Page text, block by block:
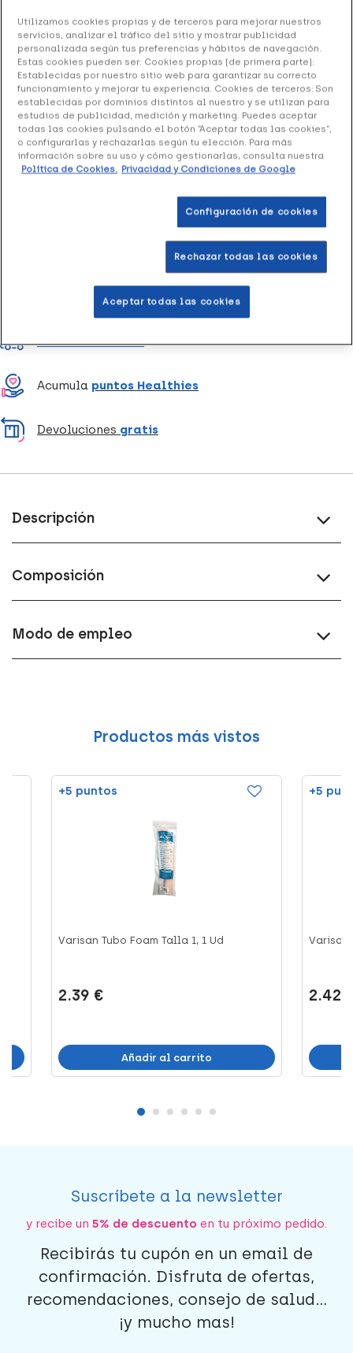
Varisan Tubo Foam Talla 4, 1 Ud
2.88 €
+ 6 puntosHealthies
Tubo foam indicado para proteger todo tipo de rozaduras
en dedos y uñas, metatarsalgias, protección de juanetes,
helomas interdigitales, dedos de martillo, etc.
Entrega rápida y gratuita en farmacia
Envío a domicilioen 24-48h laborables
Acumula puntos Healthies
Devoluciones gratis
Descripción
Composición
Modo de empleo
Productos más vistos
+5 puntos
Varisan Tubo Foam Talla 1, 1 Ud
2.39 €
Añadir al carrito
+5
Varisan
2.42
Suscríbete a la newsletter
y recibe un 5% de descuento en tu próximo pedido.
Recibirás tu cupón en un email de
confirmación. Disfruta de ofertas,
recomendaciones, consejo de salud...
¡y mucho mas!
Utilizamos cookies propias y de terceros para mejorar nuestros
servicios, analizar el tráfico del sitio y mostrar publicidad
personalizada según tus preferencias y hábitos de navegación.
Estas cookies pueden ser: Cookies propias (de primera parte):
Establecidas por nuestro sitio web para garantizar su correcto
funcionamiento y mejorar tu experiencia. Cookies de terceros: Son
establecidas por dominios distintos al nuestro y se utilizan para
estudios de publicidad, medición y marketing. Puedes aceptar
todas las cookies pulsando el botón “Aceptar todas las cookies”,
o configurarlas y rechazarlas según tu elección. Para más
información sobre su uso y cómo gestionarlas, consulta nuestra
Política de Cookies. Privacidad y Condiciones de Google
Configuración de cookies
Rechazar todas las cookies
Aceptar todas las cookies